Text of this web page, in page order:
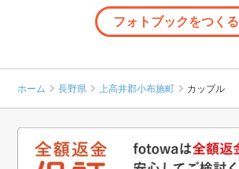
フォトブックをつくる
ホーム 長野県 上高井郡小布施町 カップル